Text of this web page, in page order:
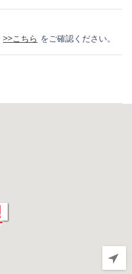
>>こちら をご確認ください。